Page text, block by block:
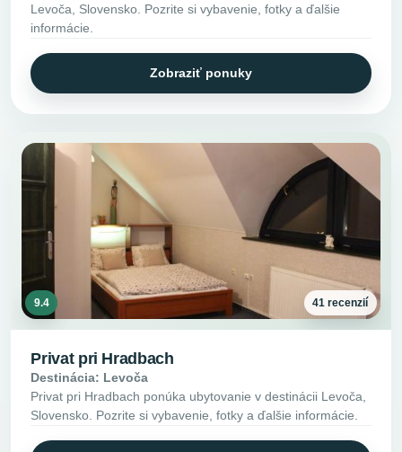
Levoča, Slovensko. Pozrite si vybavenie, fotky a ďalšie
informácie.
Zobraziť ponuky
9.4 41 recenzií
Privat pri Hradbach
Destinácia: Levoča
Privat pri Hradbach ponúka ubytovanie v destinácii Levoča,
Slovensko. Pozrite si vybavenie, fotky a ďalšie informácie.